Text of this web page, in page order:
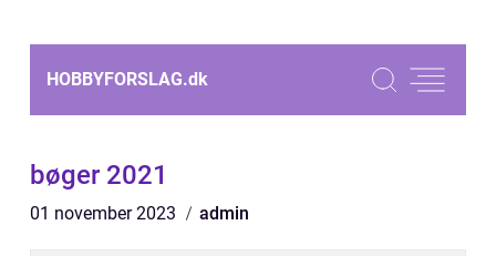
HOBBYFORSLAG.dk
bøger 2021
01 november 2023 admin